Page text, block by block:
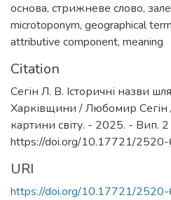
основа, стрижневе слово,
microtoponym, geographical term
attributive component, meaning
Citation
Сегін Л. В. Історичні назви
Харківщини / Любомир Сегін
картини світу. - 2025. - Вип.
https://doi.org/10.17721/
URI
https://doi.org/10.17721/